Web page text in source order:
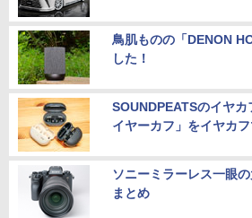
鳥肌ものの「DENON
した！
SOUNDPEATSのイヤ
イヤーカフ」をイヤカ
ソニーミラーレス一眼
まとめ